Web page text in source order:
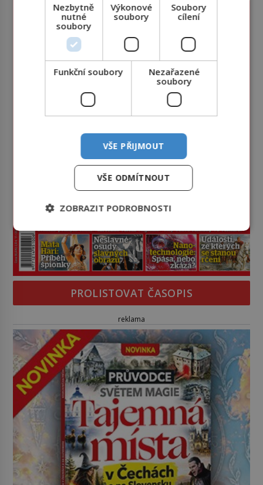
PROLISTOVAT ČASOPIS
reklama
Nezbytně
nutné
soubory
Výkonové
soubory
Soubory
cílení
Funkční soubory
Nezařazené
soubory
VŠE PŘIJMOUT
VŠE ODMÍTNOUT
ZOBRAZIT PODROBNOSTI